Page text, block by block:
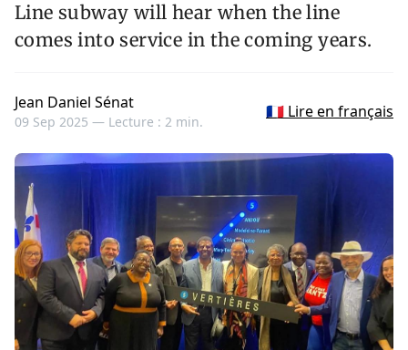
Line subway will hear when the line
comes into service in the coming years.
Jean Daniel Sénat
09 Sep 2025 — Lecture : 2 min.
🇫🇷 Lire en français